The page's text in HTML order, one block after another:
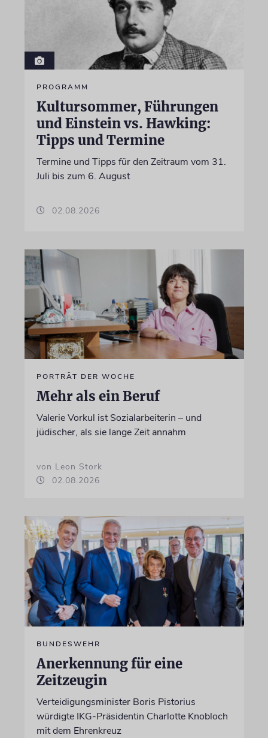
PROGRAMM
Kultursommer, Führungen
und Einstein vs. Hawking:
Tipps und Termine
Termine und Tipps für den Zeitraum vom 31.
Juli bis zum 6. August
02.08.2026
PORTRÄT DER WOCHE
Mehr als ein Beruf
Valerie Vorkul ist Sozialarbeiterin – und
jüdischer, als sie lange Zeit annahm
von Leon Stork
02.08.2026
BUNDESWEHR
Anerkennung für eine
Zeitzeugin
Verteidigungsminister Boris Pistorius
würdigte IKG-Präsidentin Charlotte Knobloch
mit dem Ehrenkreuz